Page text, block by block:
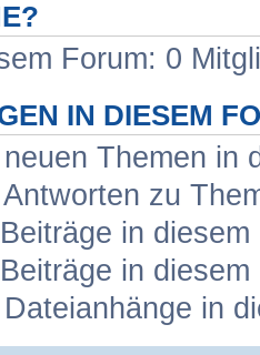
Forum: 0
IN DIESEM
neuen Themen in
Antworten zu
in
in
Dateianhänge in